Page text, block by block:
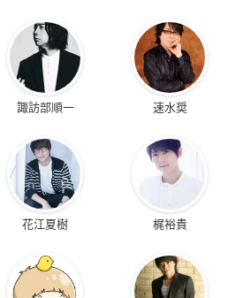
諏訪部順一 速水奨
花江夏樹 梶裕貴